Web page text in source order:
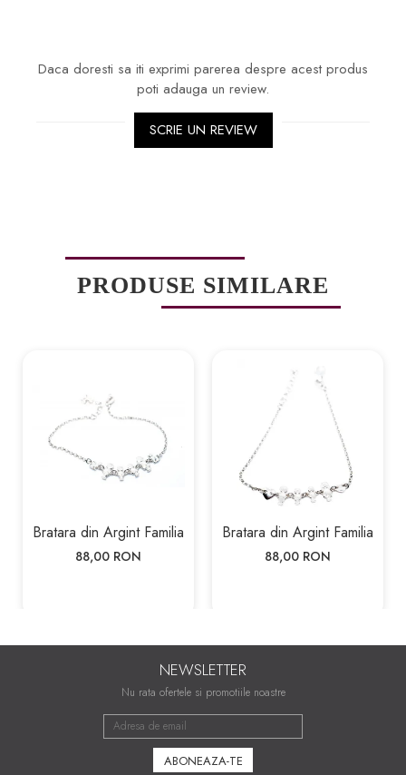
Daca doresti sa iti exprimi parerea despre acest produs
poti adauga un review.
SCRIE UN REVIEW
PRODUSE SIMILARE
Bratara din Argint Familia
88,00 RON
Bratara din Argint Familia
88,00 RON
NEWSLETTER
Nu rata ofertele si promotiile noastre